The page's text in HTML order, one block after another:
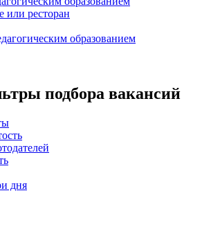
или ресторан
образованием
подбора вакансий
дня